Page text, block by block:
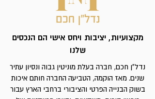
מקצועיות, יציבות ויחס אישי הם הנכסים
שלנו
נדל"ן חכם, חברה בעלת מוניטין גבוה ונסיון עתיר
שנים. מאז הוקמה, הטביעה החברה חותם איכות
בשוק הבנייה הפרטי והציבורי ברחבי הארץ עבור